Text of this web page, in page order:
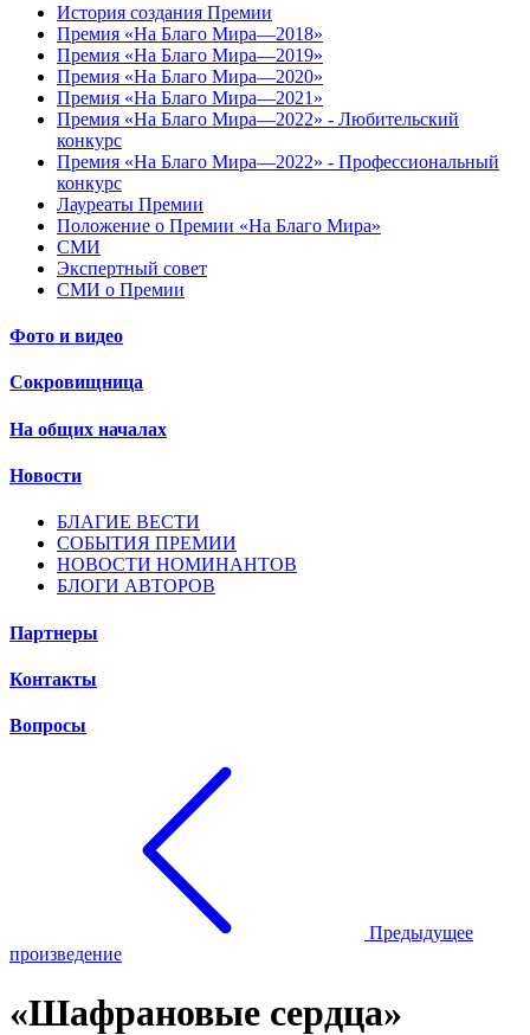
История создания Премии
Премия «На Благо Мира—2018»
Премия «На Благо Мира—2019»
Премия «На Благо Мира—2020»
Премия «На Благо Мира—2021»
Премия «На Благо Мира—2022» - Любительский
конкурс
Премия «На Благо Мира—2022» - Профессиональный
конкурс
Лауреаты Премии
Положение о Премии «На Благо Мира»
СМИ
Экспертный совет
СМИ о Премии
Фото и видео
Сокровищница
На общих началах
Новости
БЛАГИЕ ВЕСТИ
СОБЫТИЯ ПРЕМИИ
НОВОСТИ НОМИНАНТОВ
БЛОГИ АВТОРОВ
Партнеры
Контакты
Вопросы
Предыдущее
произведение
«Шафрановые сердца»